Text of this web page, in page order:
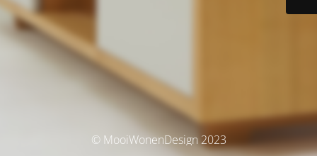
© MooiWonenDesign 2023